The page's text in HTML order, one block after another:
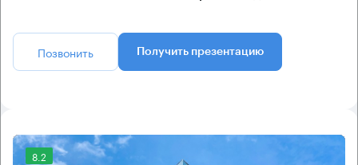
Позвонить Получить презентацию
8.2